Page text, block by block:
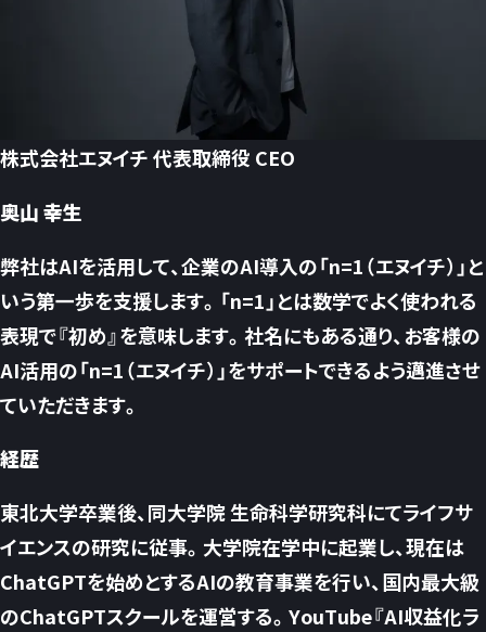
株式会社エヌイチ 代表取締役 CEO
奥山 幸生
弊社はAIを活用して、企業のAI導入の「n=1（エヌイチ）」と
いう第一歩を支援します。「n=1」とは数学でよく使われる
表現で『初め』を意味します。社名にもある通り、お客様の
AI活用の「n=1（エヌイチ）」をサポートできるよう邁進させ
ていただきます。
経歴
東北大学卒業後、同大学院 生命科学研究科にてライフサ
イエンスの研究に従事。大学院在学中に起業し、現在は
ChatGPTを始めとするAIの教育事業を行い、国内最大級
のChatGPTスクールを運営する。YouTube『AI収益化ラ